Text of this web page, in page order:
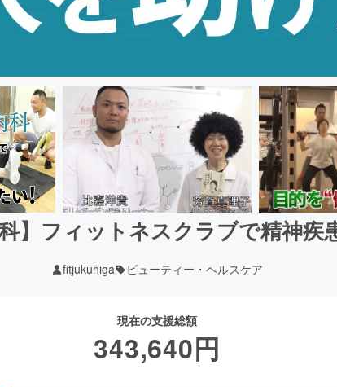
】フィットネスクラブで精神
fitjukuhiga ビューティー・ヘルスケア
現在の支援総額
343,640円